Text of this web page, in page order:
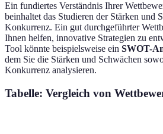
Ein fundiertes Verständnis Ihrer
beinhaltet das Studieren der Stärken und
Konkurrenz. Ein gut durchgeführter
Ihnen helfen, innovative Strategien zu
Tool könnte beispielsweise ein SWOT-
dem Sie die Stärken und Schwächen
Konkurrenz analysieren.
Tabelle: Vergleich von